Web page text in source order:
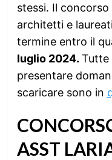
stessi. Il
architetti e
termine entro il
luglio 2024. Tutte
presentare
scaricare sono in
ASST